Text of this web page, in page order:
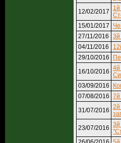
12/02/2017
15/01/2017
27/11/2016
3й
04/11/2016
29/10/2016
16/10/2016 4й
03/09/2016
07/08/2016 7й
31/07/2016 2й
23/07/2016 3й